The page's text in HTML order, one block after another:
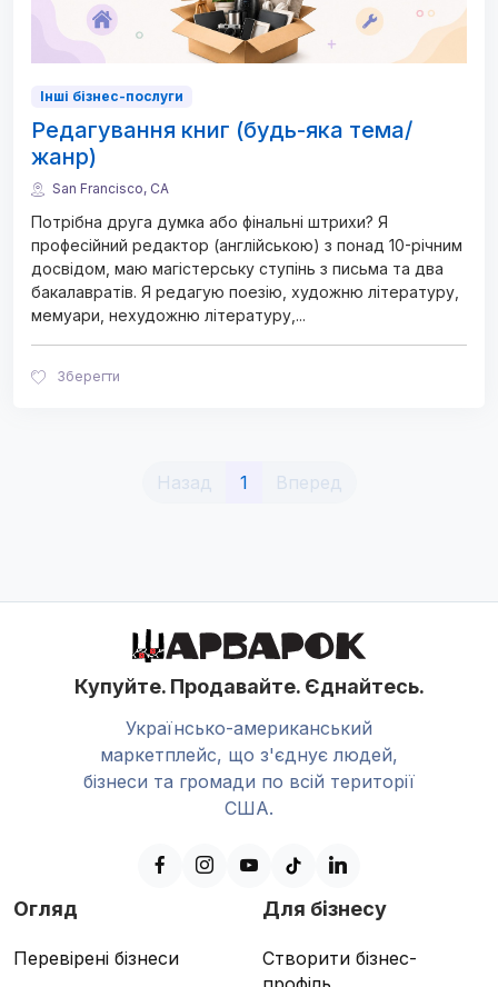
Інші бізнес-послуги
Редагування книг (будь-яка тема/
жанр)
San Francisco, CA
Потрібна друга думка або фінальні штрихи? Я
професійний редактор (англійською) з понад 10-річним
досвідом, маю магістерську ступінь з письма та два
бакалавратів. Я редагую поезію, художню літературу,
мемуари, нехудожню літературу, ...
Зберегти
Назад 1(current)
Вперед
Купуйте. Продавайте. Єднайтесь.
Українсько-американський
маркетплейс, що з'єднує людей,
бізнеси та громади по всій території
США.
Огляд
Перевірені бізнеси
Для бізнесу
Створити бізнес-